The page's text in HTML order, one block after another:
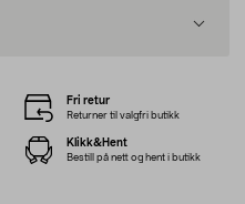
Fri retur
Returner til valgfri butikk
Klikk&Hent
Bestill på nett og hent i butikk